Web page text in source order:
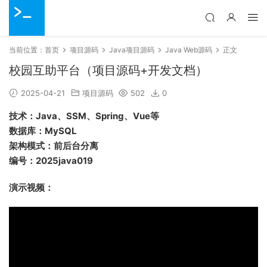
当前位置： 首页 项目源码 Java项目源码 Java Web源码 正文
校园互助平台（项目源码+开发文档）
2025-04-21 项目源码 502 0
技术：Java、SSM、Spring、Vue等
数据库：MySQL
架构模式：前后台分离
编号：2025java019
演示视频：